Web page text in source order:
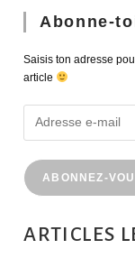
Abonne-
Saisis ton adresse
article
ABONNEZ-
ARTICLES